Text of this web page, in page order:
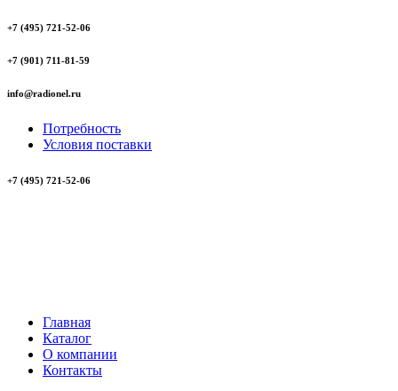
+7 (495) 721-52-06
+7 (901) 711-81-59
info@radionel.ru
Потребность
Условия поставки
+7 (495) 721-52-06
Главная
Каталог
О компании
Контакты